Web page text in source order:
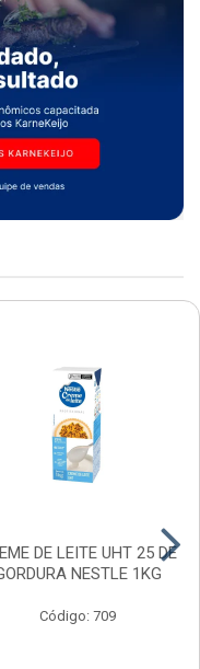
DE LEITE UHT 25 DE
NESTLE 1KG
Código: 709